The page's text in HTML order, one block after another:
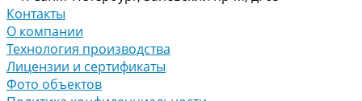
Контакты
О компании
Технология производства
Лицензии и сертификаты
Фото объектов